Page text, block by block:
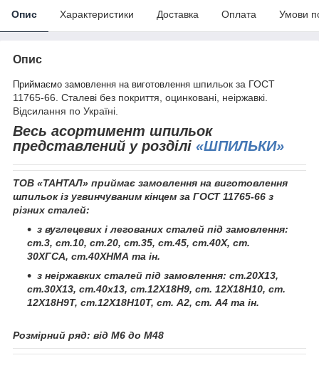
Опис Характеристики Доставка Оплата Умови
Опис
Приймаємо замовлення на виготовлення шпильок за ГОСТ
11765-66. Сталеві без покриття, оцинковані, неіржавкі.
Відсилання по Україні.
Весь асортимент шпильок
представлений у розділі «ШПИЛЬКИ»
ТОВ «ТАНТАЛ» приймає замовлення на виготовлення
шпильок із угвинчуваним кінцем за ГОСТ 11765-66 з
різних сталей:
з вуглецевих і легованих сталей під замовлення:
ст.3, ст.10, ст.20, ст.35, ст.45, ст.40Х, ст.
30ХГСА, ст.40ХНМА та ін.
з неіржавких сталей під замовлення: ст.20Х13,
ст.30Х13, ст.40х13, ст.12Х18Н9, ст. 12Х18Н10, ст.
12Х18Н9Т, ст.12Х18Н10Т, ст. А2, ст. А4 та ін.
Розмірний ряд: від М6 до М48